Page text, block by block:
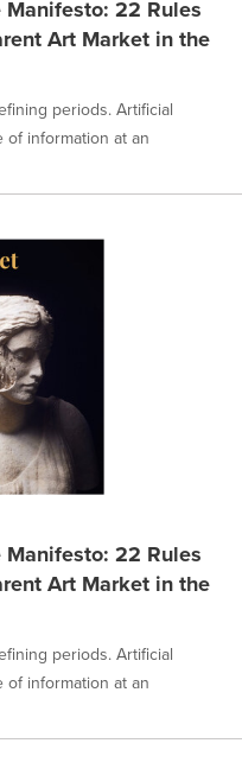
22 Rules
Art Market in the
periods. Artificial
information at an
22 Rules
Art Market in the
periods. Artificial
information at an